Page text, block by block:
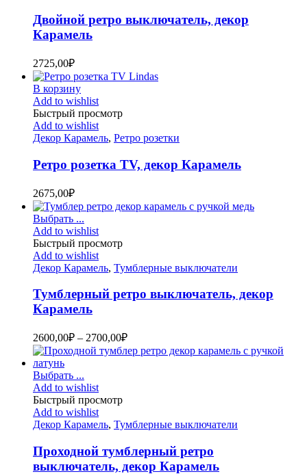
Двойной ретро выключатель, декор
Карамель
2725,00₽
В корзину
Add to wishlist
Быстрый просмотр
Add to wishlist
Декор Карамель, Ретро розетки
Ретро розетка TV, декор Карамель
2675,00₽
Выбрать ...
Add to wishlist
Быстрый просмотр
Add to wishlist
Декор Карамель, Тумблерные выключатели
Тумблерный ретро выключатель, декор
Карамель
2600,00₽ – 2700,00₽
Выбрать ...
Add to wishlist
Быстрый просмотр
Add to wishlist
Декор Карамель, Тумблерные выключатели
Проходной тумблерный ретро
выключатель, декор Карамель